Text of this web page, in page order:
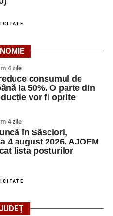
4 zile
consumul de
la 50%. O parte din
vor fi oprite
4 zile
în Săsciori,
4 august 2026. AJOFM
lista posturilor